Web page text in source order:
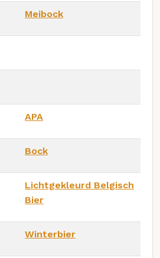
Meibock
APA
Bock
Lichtgekleurd Belgisch
Bier
Winterbier